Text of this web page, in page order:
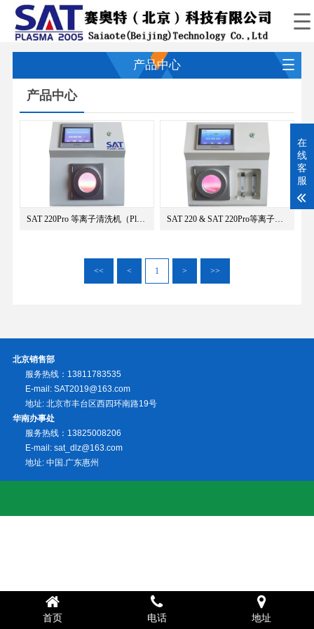
产品中心
产品中心
SAT 220Pro 等离子清洗机（Pla··· SAT 220 & SAT 220Pro等离子清···
<< < 1 > >>
北京销售部
服务热线：13811783535
E-mail: SAT2019@163.com
地址: 北京市丰台区西四环南路19号
华南办事处
服务热线：13825008206
E-mail: sat_dlz@163.com
地址: 中国.广东惠州
首页 电话 地址
在
线
客
服